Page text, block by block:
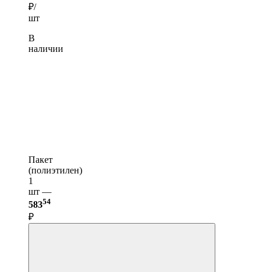
₽/
шт
В
наличии
Пакет
(полиэтилен)
1
шт —
58354
₽